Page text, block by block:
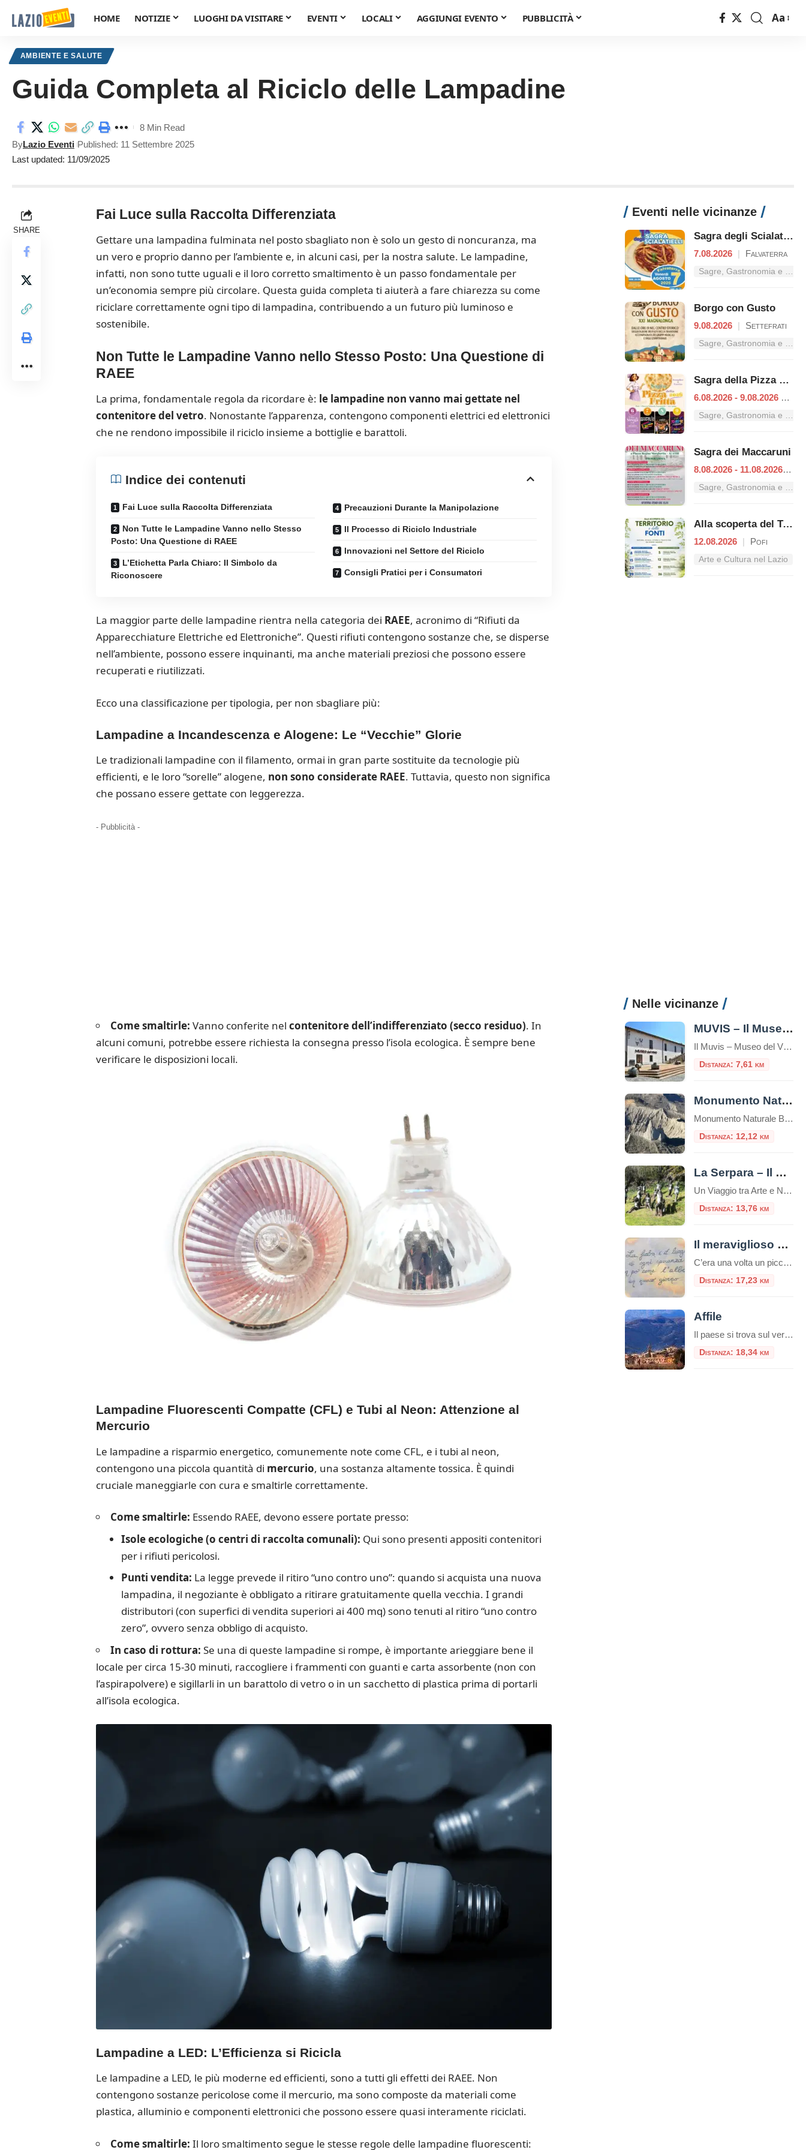
HOME NOTIZIE LUOGHI DA VISITARE EVENTI LOCALI AGGIUNGI EVENTO PUBBLICITÀ
Font
Aa
AMBIENTE E SALUTE
Guida Completa al Riciclo delle Lampadine
Last updated: 11/09/2025
ByLazio Eventi Published: 11 Settembre 2025
8 Min Read
SHARE
Fai Luce sulla Raccolta Differenziata
Gettare una lampadina fulminata nel posto sbagliato non è solo un gesto di noncuranza, ma
un vero e proprio danno per l’ambiente e, in alcuni casi, per la nostra salute. Le lampadine,
infatti, non sono tutte uguali e il loro corretto smaltimento è un passo fondamentale per
un’economia sempre più circolare. Questa guida completa ti aiuterà a fare chiarezza su come
riciclare correttamente ogni tipo di lampadina, contribuendo a un futuro più luminoso e
sostenibile.
Non Tutte le Lampadine Vanno nello Stesso Posto: Una Questione di
RAEE
La prima, fondamentale regola da ricordare è: le lampadine non vanno mai gettate nel
contenitore del vetro. Nonostante l’apparenza, contengono componenti elettrici ed elettronici
che ne rendono impossibile il riciclo insieme a bottiglie e barattoli.
Indice dei contenuti
Fai Luce sulla Raccolta Differenziata
Non Tutte le Lampadine Vanno nello Stesso
Posto: Una Questione di RAEE
L’Etichetta Parla Chiaro: Il Simbolo da
Riconoscere
Precauzioni Durante la Manipolazione
Il Processo di Riciclo Industriale
Innovazioni nel Settore del Riciclo
Consigli Pratici per i Consumatori
La maggior parte delle lampadine rientra nella categoria dei RAEE, acronimo di “Rifiuti da
Apparecchiature Elettriche ed Elettroniche”. Questi rifiuti contengono sostanze che, se disperse
nell’ambiente, possono essere inquinanti, ma anche materiali preziosi che possono essere
recuperati e riutilizzati.
Ecco una classificazione per tipologia, per non sbagliare più:
Lampadine a Incandescenza e Alogene: Le “Vecchie” Glorie
Le tradizionali lampadine con il filamento, ormai in gran parte sostituite da tecnologie più
efficienti, e le loro “sorelle” alogene, non sono considerate RAEE. Tuttavia, questo non significa
che possano essere gettate con leggerezza.
- Pubblicità -
Come smaltirle: Vanno conferite nel contenitore dell’indifferenziato (secco residuo). In
alcuni comuni, potrebbe essere richiesta la consegna presso l’isola ecologica. È sempre bene
verificare le disposizioni locali.
Lampadine Fluorescenti Compatte (CFL) e Tubi al Neon: Attenzione al
Mercurio
Le lampadine a risparmio energetico, comunemente note come CFL, e i tubi al neon,
contengono una piccola quantità di mercurio, una sostanza altamente tossica. È quindi
cruciale maneggiarle con cura e smaltirle correttamente.
Come smaltirle: Essendo RAEE, devono essere portate presso:
Isole ecologiche (o centri di raccolta comunali): Qui sono presenti appositi contenitori
per i rifiuti pericolosi.
Punti vendita: La legge prevede il ritiro “uno contro uno”: quando si acquista una nuova
lampadina, il negoziante è obbligato a ritirare gratuitamente quella vecchia. I grandi
distributori (con superfici di vendita superiori ai 400 mq) sono tenuti al ritiro “uno contro
zero”, ovvero senza obbligo di acquisto.
In caso di rottura: Se una di queste lampadine si rompe, è importante arieggiare bene il
locale per circa 15-30 minuti, raccogliere i frammenti con guanti e carta assorbente (non con
l’aspirapolvere) e sigillarli in un barattolo di vetro o in un sacchetto di plastica prima di portarli
all’isola ecologica.
Lampadine a LED: L’Efficienza si Ricicla
Le lampadine a LED, le più moderne ed efficienti, sono a tutti gli effetti dei RAEE. Non
contengono sostanze pericolose come il mercurio, ma sono composte da materiali come
plastica, alluminio e componenti elettronici che possono essere quasi interamente riciclati.
Come smaltirle: Il loro smaltimento segue le stesse regole delle lampadine fluorescenti:
Eventi nelle vicinanze
Sagra degli Scialatielli
7.08.2026 | Falvaterra
Sagre, Gastronomia e Tradizioni nel Lazio
Borgo con Gusto
9.08.2026 | Settefrati
Sagre, Gastronomia e Tradizioni nel Lazio
Sagra della Pizza Fritta
6.08.2026 - 9.08.2026 |
Sagre, Gastronomia e Tradizioni nel Lazio
Sagra dei Maccaruni
8.08.2026 - 11.08.2026
|
Sagre, Gastronomia e Tradizioni nel Lazio
Alla scoperta del Territorio e delle Fonti
12.08.2026 | Pofi
Arte e Cultura nel Lazio
Nelle vicinanze
MUVIS – Il Museo del vino
Il Muvis – Museo del Vino e delle Scienze Agroalimentari è un’istituzione dedicata alla promozione e alla valorizzazione del vino e delle scienze agroalimentari. Situato a Castiglione in Teverina, vicino a Viterbo, il Muvis è il più grande museo del vino d’Italia con 2000 m² di spazi espositivi,, offrendo un’ampia gamma di esperienze educative e sensoriali per […]
Distanza: 7,61 km
Monumento Naturale Balza di Seppie
Monumento Naturale Balza di Seppie nel Comune di Lubriano (VT), una terrazza naturale panoramica che domina la Valle dei Calanchi tra il lago di Bolsena e il Tevere. Istituzione: dichiarata Monumento Naturale dalla Regione Lazio il 3 ottobre 2016 con D.P.R.L. n. 194, è gestita dal Comune di Lubriano.Indice dei contenutiValori naturali e paesaggisticiUomo e territorioFruizione […]
Distanza: 12,12 km
La Serpara – Il Giardino di Paul Wiedmer
Un Viaggio tra Arte e Natura Nascosto tra le colline della campagna laziale, vicino al borgo di Civitella d’Agliano, si trova un luogo magico dove arte e natura si fondono in un abbraccio unico e suggestivo: La Serpara – Il Giardino di Paul Wiedmer. Questo giardino artistico, nato dall’immaginazione e dal talento dell’artista svizzero Paul […]
Distanza: 13,76 km
Il meraviglioso Paese delle Fiabe: Sant’Angelo di Roccalvecce
C’era una volta un piccolo borgo tra le colline viterbesi che rischiava di scomparire, perdendosi nel silenzio del tempo e dello spopolamento. Ma proprio come nelle favole più belle, è avvenuto un miracolo: oggi quel borgo è Sant’Angelo di Roccalvecce, universalmente noto come “Il Paese delle Fiabe”. Situato a pochi chilometri da Viterbo, questo “museo […]
Distanza: 17,23 km
Affile
Il paese si trova sul versante meridionale dei monti Affiliani, in posizione dominante rispetto alla valle dove scorre l’Aniene. Mentre la parte storica del paese si trova a 684 metri, le nuove costruzioni si stanno sviluppando più in basso, lungo le dorsali del monte. Storia Un tratto di muro in opera poligonale sembra attestare la […]
Distanza: 18,34 km